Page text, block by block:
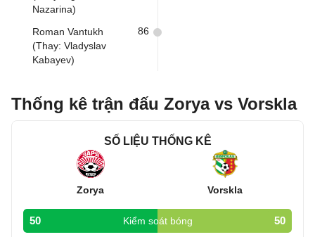
Nazarina)
Roman Vantukh
(Thay: Vladyslav
Kabayev)
86
Thống kê trận đấu Zorya vs Vorskla
SỐ LIỆU THỐNG KÊ
Zorya Vorskla
50 Kiểm soát bóng 50